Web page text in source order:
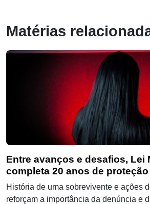
Matérias
Entre avanços e desafios, Lei
completa 20 anos de
História de uma sobrevivente e ações
reforçam a importância da denúncia e